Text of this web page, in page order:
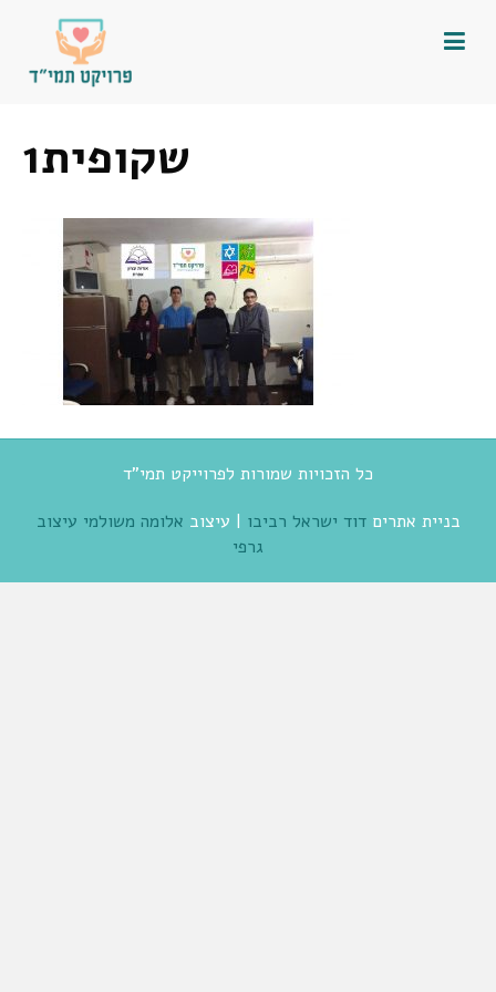
שקופית1
כל הזכויות שמורות לפרוייקט תמי"ד
בניית אתריםדוד ישראל רביבו | עיצוב אלומה משולמי עיצוב
גרפי